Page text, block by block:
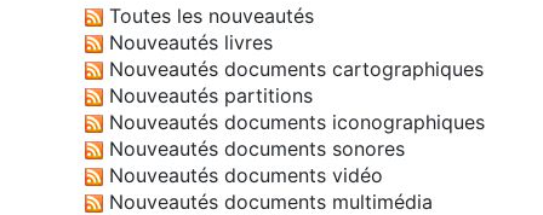
Toutes les nouveautés
Nouveautés livres
Nouveautés documents cartographiques
Nouveautés partitions
Nouveautés documents iconographiques
Nouveautés documents sonores
Nouveautés documents vidéo
Nouveautés documents multimédia